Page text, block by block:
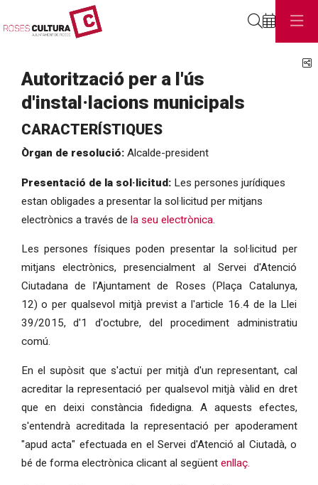
Autorització per a l'ús
d'instal·lacions municipals
CARACTERÍSTIQUES
Òrgan de resolució:Alcalde-president
Presentació de la sol·licitud:Les persones jurídiques
estan obligades a presentar la sol·licitud per mitjans
electrònics a través de la seu electrònica.
Les persones físiques poden presentar la sol·licitud per
mitjans electrònics, presencialment al Servei d'Atenció
Ciutadana de l'Ajuntament de Roses (Plaça Catalunya,
12) o per qualsevol mitjà previst a l'article 16.4 de la Llei
39/2015, d'1 d'octubre, del procediment administratiu
comú.
En el supòsit que s'actuï per mitjà d'un representant, cal
acreditar la representació per qualsevol mitjà vàlid en dret
que en deixi constància fidedigna. A aquests efectes,
s'entendrà acreditada la representació per apoderament
"apud acta" efectuada en el Servei d'Atenció al Ciutadà, o
bé de forma electrònica clicant al següent enllaç.